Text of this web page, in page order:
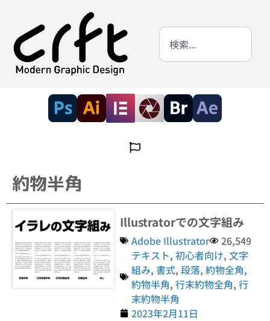
約物半角
Illustratorでの文字組み
Adobe Illustrator
26,549
テキスト,初心者向け,文字
組み, 書式,段落,約物全角,
約物半角,行末約物全角,行
末約物半角
2023年2月11日